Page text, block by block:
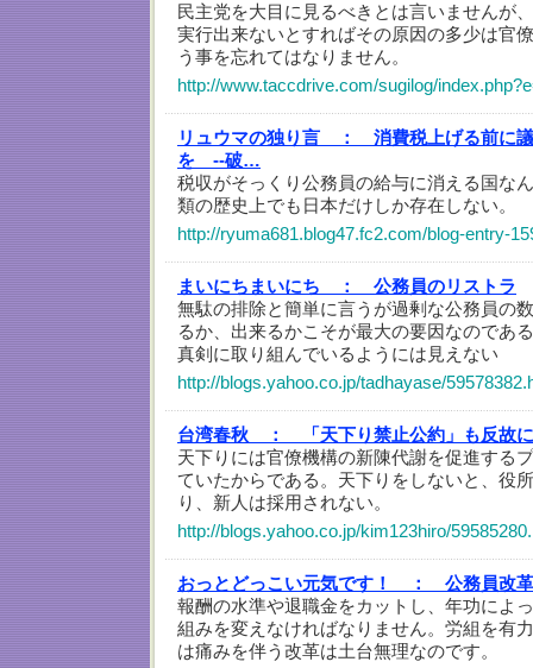
民主党を大目に見るべきとは言いませんが
実行出来ないとすればその原因の多少は官
う事を忘れてはなりません。
http://www.taccdrive.com/sugilog/
リュウマの独り言 ：
消費税上げる前に
を --破…
税収がそっくり公務員の給与に消える国な
類の歴史上でも日本だけしか存在しない。
http://ryuma681.blog47.fc2.com/blog-entry-
まいにちまいにち ：
公務員のリストラ
無駄の排除と簡単に言うが過剰な公務員の
るか、出来るかこそが最大の要因なのであ
真剣に取り組んでいるようには見えない
http://blogs.yahoo.co.jp/tadhayase/
台湾春秋 ：
「天下り禁止公約」も反故
天下りには官僚機構の新陳代謝を促進する
ていたからである。天下りをしないと、役
り、新人は採用されない。
http://blogs.yahoo.co.jp/kim123hiro/
おっとどっこい元気です！ ：
公務員改
報酬の水準や退職金をカットし、年功によ
組みを変えなければなりません。労組を有
は痛みを伴う改革は土台無理なのです。